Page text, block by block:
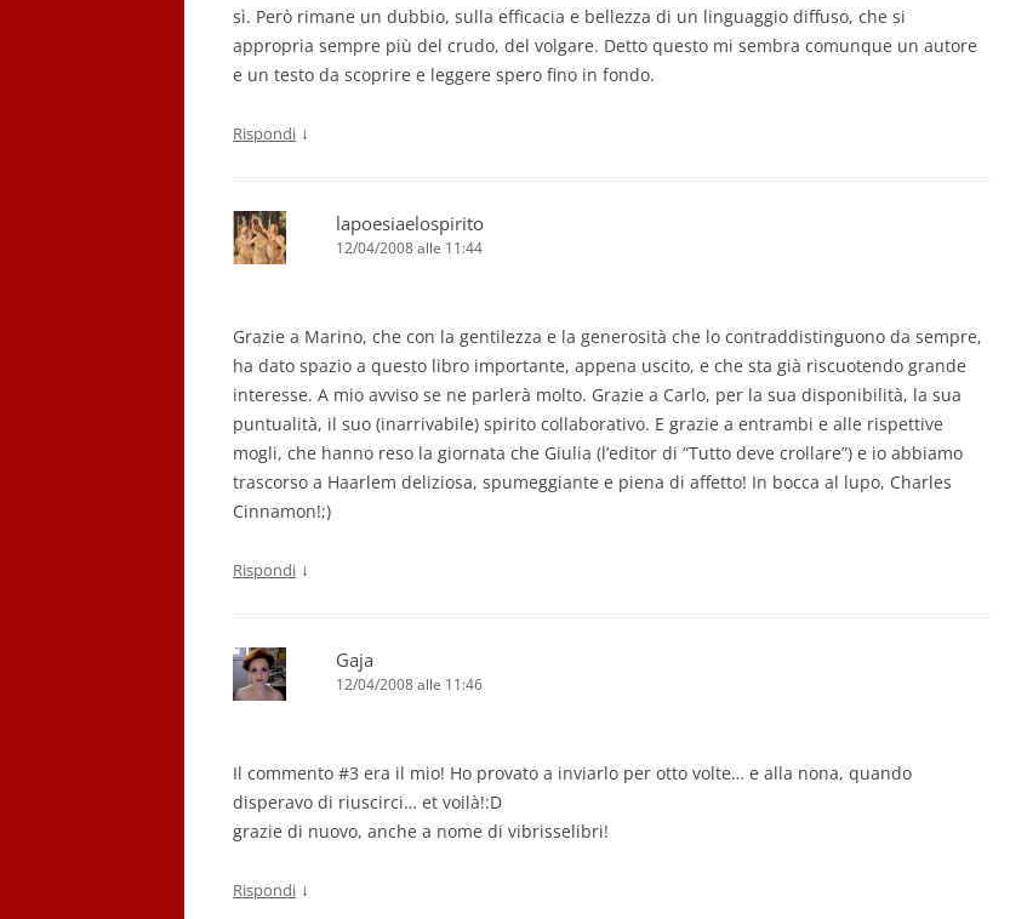
sì. Però rimane un dubbio, sulla efficacia e bellezza di un linguaggio diffuso, che si
appropria sempre più del crudo, del volgare. Detto questo mi sembra comunque un autore
e un testo da scoprire e leggere spero fino in fondo.
Rispondi ↓
lapoesiaelospirito
12/04/2008 alle 11:44
Grazie a Marino, che con la gentilezza e la generosità che lo contraddistinguono da sempre,
ha dato spazio a questo libro importante, appena uscito, e che sta già riscuotendo grande
interesse. A mio avviso se ne parlerà molto. Grazie a Carlo, per la sua disponibilità, la sua
puntualità, il suo (inarrivabile) spirito collaborativo. E grazie a entrambi e alle rispettive
mogli, che hanno reso la giornata che Giulia (l’editor di “Tutto deve crollare”) e io abbiamo
trascorso a Haarlem deliziosa, spumeggiante e piena di affetto! In bocca al lupo, Charles
Cinnamon!;)
Rispondi ↓
Gaja
12/04/2008 alle 11:46
Il commento #3 era il mio! Ho provato a inviarlo per otto volte… e alla nona, quando
disperavo di riuscirci… et voilà!:D
grazie di nuovo, anche a nome di vibrisselibri!
Rispondi ↓